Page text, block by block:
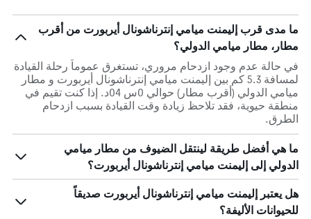
ما مدى قرب إليمنت ميامي إنترناشونال أيربورت من أقرب
مطار، مطار ميامي الدولي؟
في حالة عدم وجود ازدحام مروري، تستغرق عموماً رحلة القيادة
لمسافة 5.3 كم بين إليمنت ميامي إنترناشونال أيربورت و مطار
ميامي الدولي (أقرب مطار) حوالي 0س 04د. إذا كنت تقيم في
منطقة حيوية، فقد تلاحظ زيادة وقت القيادة بسبب ازدحام
الطرق.
ما هي أفضل طريقة لينتقل الضيوف من مطار ميامي
الدولي إلى إليمنت ميامي إنترناشونال أيربورت؟
هل يعتبر إليمنت ميامي إنترناشونال أيربورت صديقاً
للحيوانات الأليفة؟